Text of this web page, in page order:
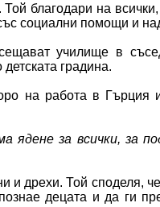
благодари на всички,
социални помощи и
училище в
градина.
на работа в Гърция
ядене за всички, за
дрехи. Той споделя,
децата и да ги